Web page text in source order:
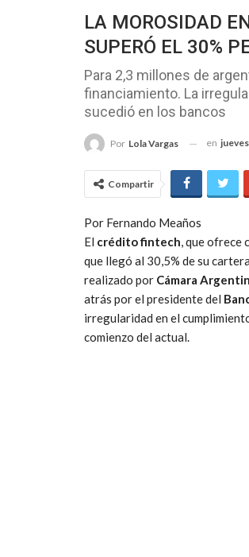
LA MOROSIDAD
SUPERÓ EL 30%
Para 2,3 millones de
financiamiento. La
sucedió en los bancos
Por Lola Vargas en
Compartir
Por Fernando Meaños
El crédito fintech, que ofrece
que llegó al 30,5% de su
realizado por Cámara
atrás por el presidente del
irregularidad en el
comienzo del actual.